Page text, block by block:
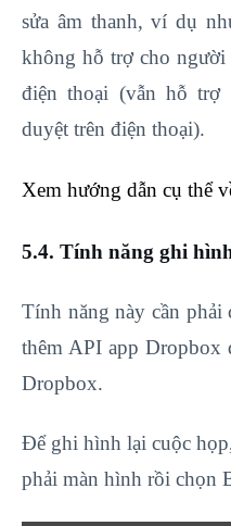
sửa âm thanh, ví dụ
không hỗ trợ cho người
điện thoại (vẫn hỗ trợ
duyệt trên điện thoại).
Xem hướng dẫn cụ thể
5.4. Tính năng ghi
Tính năng này cần
thêm API app Dropbox
Dropbox.
Để ghi hình lại cuộc
phải màn hình rồi chọn